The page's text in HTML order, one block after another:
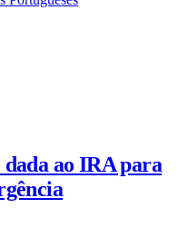
ao IRA para